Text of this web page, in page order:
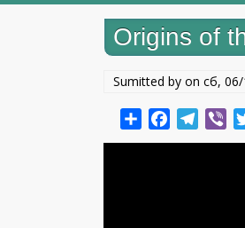
Origins of
Sumitted by on сб,
ShareFacebook